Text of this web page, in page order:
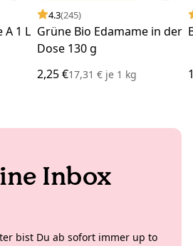
1 L
4.3(245)
Grüne Bio Edamame in der
Dose 130 g
2,25 €17,31 € je1 kg
Inbox
bist Du ab sofort immer up to